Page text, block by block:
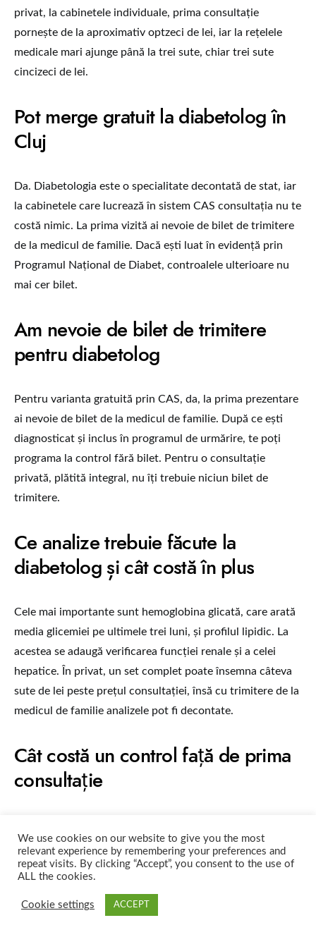
privat, la cabinetele individuale, prima consultație
pornește de la aproximativ optzeci de lei, iar la rețelele
medicale mari ajunge până la trei sute, chiar trei sute
cincizeci de lei.
Pot merge gratuit la diabetolog în
Cluj
Da. Diabetologia este o specialitate decontată de stat, iar
la cabinetele care lucrează în sistem CAS consultația nu te
costă nimic. La prima vizită ai nevoie de bilet de trimitere
de la medicul de familie. Dacă ești luat în evidență prin
Programul Național de Diabet, controalele ulterioare nu
mai cer bilet.
Am nevoie de bilet de trimitere
pentru diabetolog
Pentru varianta gratuită prin CAS, da, la prima prezentare
ai nevoie de bilet de la medicul de familie. După ce ești
diagnosticat și inclus în programul de urmărire, te poți
programa la control fără bilet. Pentru o consultație
privată, plătită integral, nu îți trebuie niciun bilet de
trimitere.
Ce analize trebuie făcute la
diabetolog și cât costă în plus
Cele mai importante sunt hemoglobina glicată, care arată
media glicemiei pe ultimele trei luni, și profilul lipidic. La
acestea se adaugă verificarea funcției renale și a celei
hepatice. În privat, un set complet poate însemna câteva
sute de lei peste prețul consultației, însă cu trimitere de la
medicul de familie analizele pot fi decontate.
Cât costă un control față de prima
consultație
consultul inițial, deseori la jumătate de preț. La cabinetele
individuale din Cluj costă între patruzeci și nouăzeci de lei.
alături de consultul inițial, ceea ce le face practic gratuite.
We use cookies on our website to give you the most
relevant experience by remembering your preferences and
repeat visits. By clicking “Accept”, you consent to the use of
ALL the cookies.
Cookie settings ACCEPT